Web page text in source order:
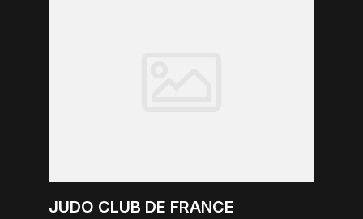
JUDO CLUB DE FRANCE